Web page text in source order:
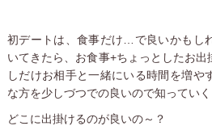
初デートは、食事だけ…で良いかもし
いてきたら、お食事+ちょっとしたお
しだけお相手と一緒にいる時間を増や
な方を少しづつでの良いので知っていく
どこに出掛けるのが良いの～？